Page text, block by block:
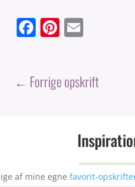
F
e
Pi
e
E
l
← Forrige opskrift
af mine egne favorit-